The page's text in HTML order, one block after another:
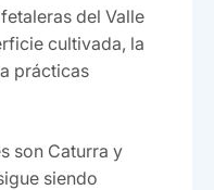
del Valle
cultivada, la
prácticas
son Caturra y
siendo